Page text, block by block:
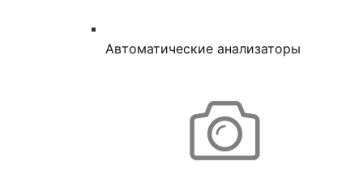
Автоматические анализаторы